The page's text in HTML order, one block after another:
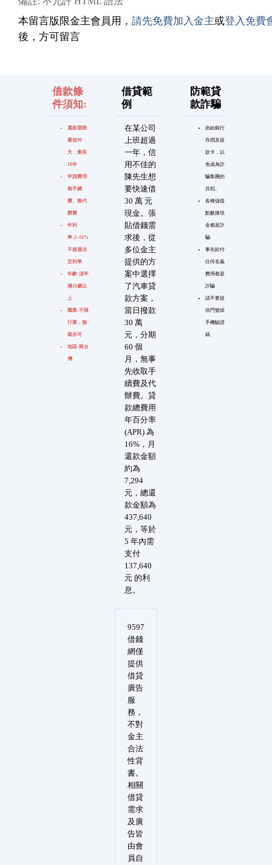
本留言版限金主會員用， 請先免費加入金主或登入免費
後，方可留言
借款條
件須知:
還款期限:
最短90
天，最長
10年
申請費用:
無手續
費、無代
辦費
年利
率:2~16%
不超過法
定利率
年齡:須年
滿18歲以
上
職業:不限
行業，無
業亦可
地區:限台
灣
借貸範
例
在某公司
上班超過
一年，信
用不佳的
陳先生想
要快速借
30 萬 元
現金。張
貼借錢需
求後，從
多位金主
提供的方
案中選擇
了汽車貸
款方案，
當日撥款
30 萬
元，分期
60 個
月，無事
先收取手
續費及代
辦費。貸
款總費用
年百分率
(APR) 為
16%，月
還款金額
約為
7,294
元，總還
款金額為
437,640
元，等於
5 年內需
支付
137,640
元 的利
息。
防範貸
款詐騙
勿給銀行
存摺及提
款卡，以
免成為詐
騙集團的
共犯。
各種儲值
點數換現
金都是詐
騙
事先給付
任何名義
費用都是
詐騙
請不要提
供門號或
手機驗證
碼
9597
借錢
網僅
提供
借貸
廣告
服
務，
不對
金主
合法
性背
書。
相關
借貸
需求
及廣
告皆
由會
員自